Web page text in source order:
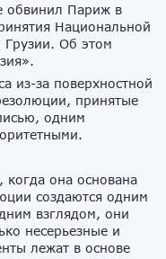
обвинил Париж в
Национальной
Об этом
из-за поверхностной
принятые
одним
когда она основана
создаются одним
взглядом, они
несерьезные и
лежат в основе